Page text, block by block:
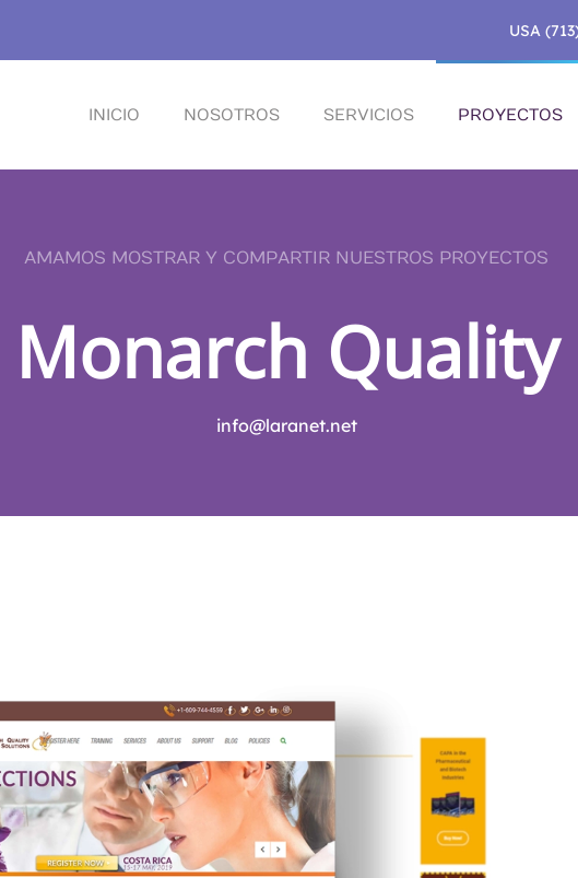
USA
INICIO NOSOTROS SERVICIOS PROYECTOS
AMAMOS MOSTRAR Y COMPARTIR NUESTROS PROYECTOS
Monarch Quality
info@laranet.net